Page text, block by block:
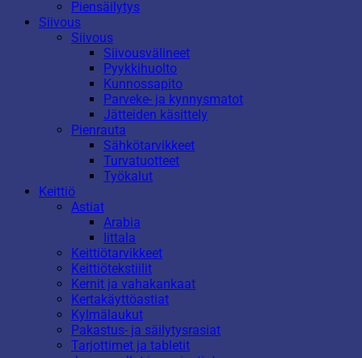
Piensäilytys
Siivous
Siivous
Siivousvälineet
Pyykkihuolto
Kunnossapito
Parveke- ja kynnysmatot
Jätteiden käsittely
Pienrauta
Sähkötarvikkeet
Turvatuotteet
Työkalut
Keittiö
Astiat
Arabia
Iittala
Keittiötarvikkeet
Keittiötekstiilit
Kernit ja vahakankaat
Kertakäyttöastiat
Kylmälaukut
Pakastus- ja säilytysrasiat
Tarjottimet ja tabletit